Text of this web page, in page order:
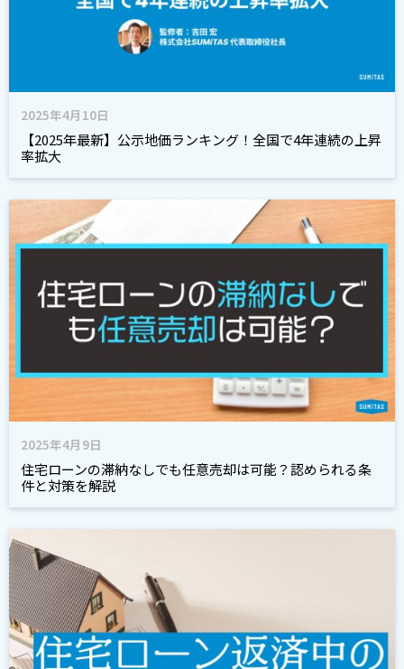
2025年4月10日
【2025年最新】公示地価ランキング！全国で4年連続の上昇
率拡大
2025年4月9日
住宅ローンの滞納なしでも任意売却は可能？認められる条
件と対策を解説